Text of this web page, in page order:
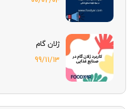
ژلان گام
99/11/13